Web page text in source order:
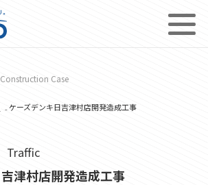
Construction Case
₋ ケーズデンキ日吉津村店開発造成工事
Traffic
津村店開発造成工事